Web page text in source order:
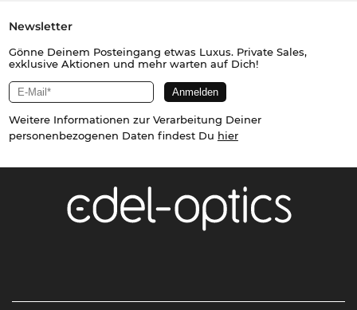
Newsletter
Gönne Deinem Posteingang etwas Luxus. Private Sales,
exklusive Aktionen und mehr warten auf Dich!
Weitere Informationen zur Verarbeitung Deiner
personenbezogenen Daten findest Du hier